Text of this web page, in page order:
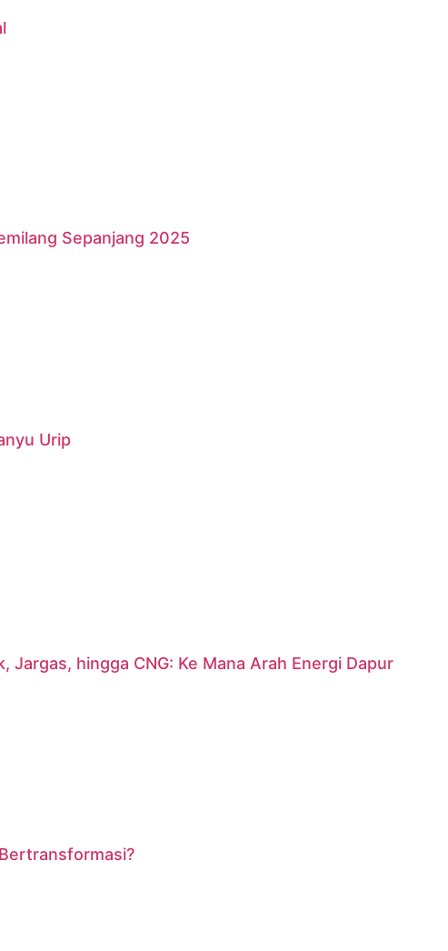
Sepanjang 2025
Urip
Jargas, hingga CNG: Ke Mana Arah Energi Dapur